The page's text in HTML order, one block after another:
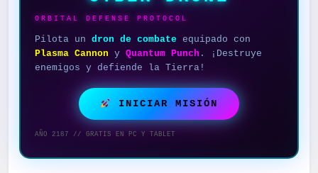
ORBITAL DEFENSE PROTOCOL
Pilota un dron de combate equipado con
Plasma Cannon y Quantum Punch . ¡Destruye
enemigos y defiende la Tierra!
INICIAR MISIÓN
AÑO 2187 // GRATIS EN PC Y TABLET